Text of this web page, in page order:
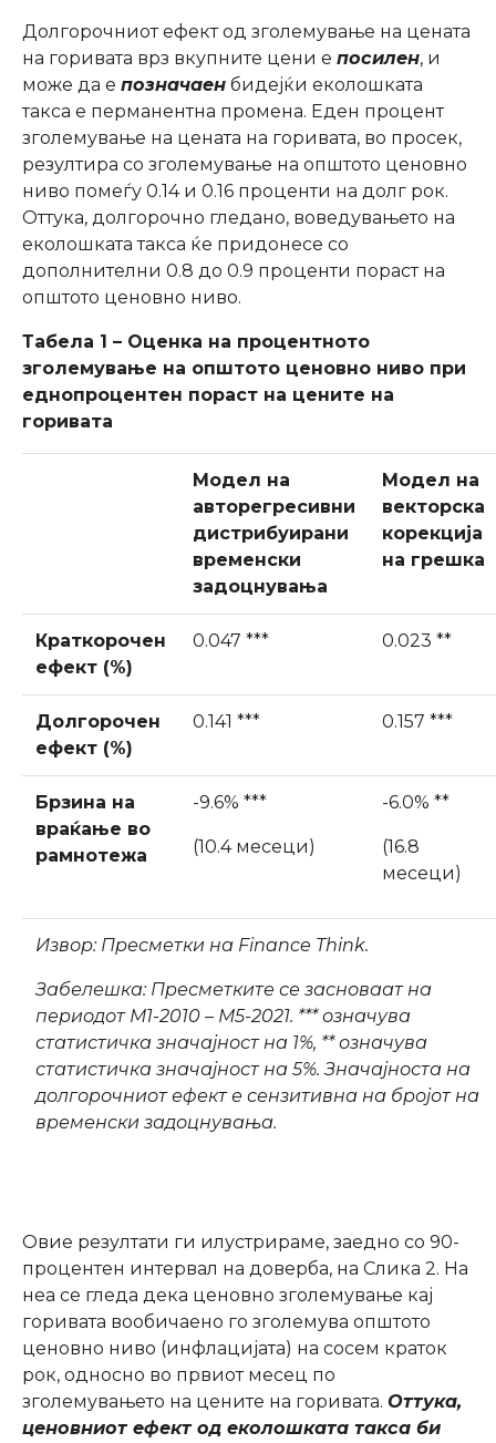
Долгорочниот ефект од зголемување на цената
на горивата врз вкупните цени е посилен, и
може да е позначаен бидејќи еколошката
такса е перманентна промена. Еден процент
зголемување на цената на горивата, во просек,
резултира со зголемување на општото ценовно
ниво помеѓу 0.14 и 0.16 проценти на долг рок.
Оттука, долгорочно гледано, воведувањето на
еколошката такса ќе придонесе со
дополнителни 0.8 до 0.9 проценти пораст на
општото ценовно ниво.
Табела 1 – Оценка на процентното
зголемување на општото ценовно ниво при
еднопроцентен пораст на цените на
горивата
Модел на
авторегресивни
дистрибуирани
временски
задоцнувања
Модел на
векторска
корекција
на грешка
Краткорочен
ефект (%)
0.047 *** 0.023 **
Долгорочен
ефект (%)
0.141 *** 0.157 ***
Брзина на
враќање во
рамнотежа
-9.6% ***
(10.4 месеци)
-6.0% **
(16.8
месеци)
Извор: Пресметки на Finance Think.
Забелешка: Пресметките се засноваат на
периодот М1-2010 – М5-2021. *** означува
статистичка значајност на 1%, ** означува
статистичка значајност на 5%. Значајноста на
долгорочниот ефект е сензитивна на бројот на
временски задоцнувања.
Овие резултати ги илустрираме, заедно со 90-
процентен интервал на доверба, на Слика 2. На
неа се гледа дека ценовно зголемување кај
горивата вообичаено го зголемува општото
ценовно ниво (инфлацијата) на сосем краток
рок, односно во првиот месец по
зголемувањето на цените на горивата. Оттука,
ценовниот ефект од еколошката такса би